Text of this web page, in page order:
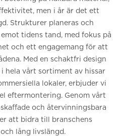
men i år är det ett
Strukturer planeras och
tidens tand, med fokus på
och ett engagemang för att
Med en schaktfri design
vårt sortiment av hissar
lokaler, erbjuder vi
eftermontering. Genom vårt
och återvinningsbara
att bidra till branschens
lång livslängd.